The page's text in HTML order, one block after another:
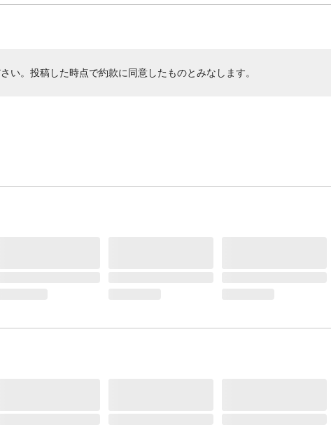
い。投稿した時点で約款に同意したものとみなします。